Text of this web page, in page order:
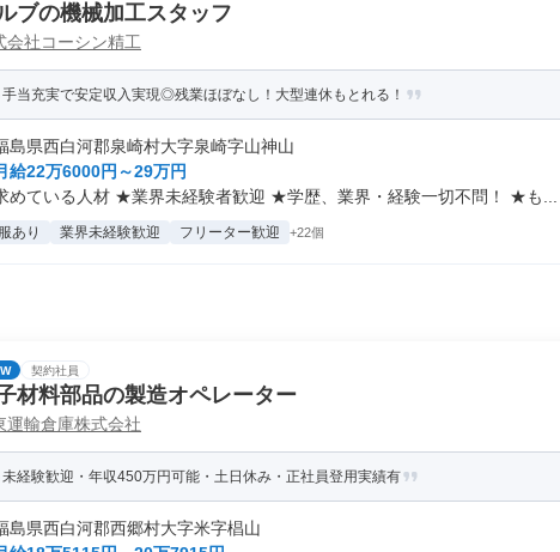
ブの機械加工スタッフ
会社コーシン精工
手当充実で安定収入実現◎残業ほぼなし！大型連休もとれる！
島県西白河郡泉崎村大字泉崎字山神山
給22万6000円～29万円
めている人材 ★業界未経験者歓迎 ★学歴、業界・経験一切不問！ ★も...
あり 業界未経験歓迎 フリーター歓迎 +22個
契約社員
材料部品の製造オペレーター
運輸倉庫株式会社
未経験歓迎・年収450万円可能・土日休み・正社員登用実績有
島県西白河郡西郷村大字米字椙山